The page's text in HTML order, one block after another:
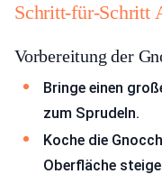
Schritt-für-Schritt
Vorbereitung der
Bringe einen
zum Sprudeln.
Koche die
Oberfläche